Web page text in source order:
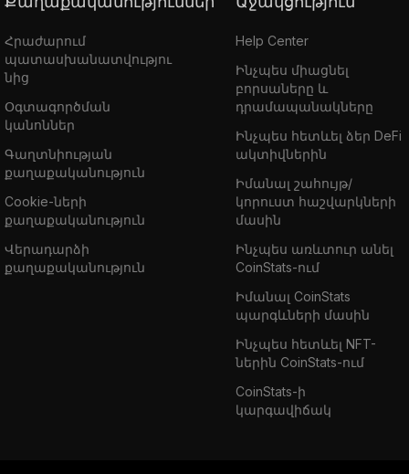
Հրաժարում
պատասխանատվությու
նից
Օգտագործման
կանոններ
Գաղտնիության
քաղաքականություն
Cookie-ների
քաղաքականություն
Վերադարձի
քաղաքականություն
Help Center
Ինչպես միացնել
բորսաները և
դրամապանակները
Ինչպես հետևել ձեր DeFi
ակտիվներին
Իմանալ շահույթ/
կորուստ հաշվարկների
մասին
Ինչպես առևտուր անել
CoinStats-ում
Իմանալ CoinStats
պարգևների մասին
Ինչպես հետևել NFT-
ներին CoinStats-ում
CoinStats-ի
կարգավիճակ